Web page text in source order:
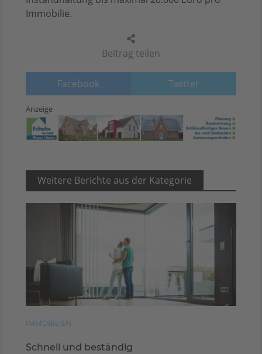
Beitrag teilen
Facebook Twitter
Immobilie.
Anzeige
Weitere Berichte aus der Kategorie
IMMOBILIEN
Schnell und beständig